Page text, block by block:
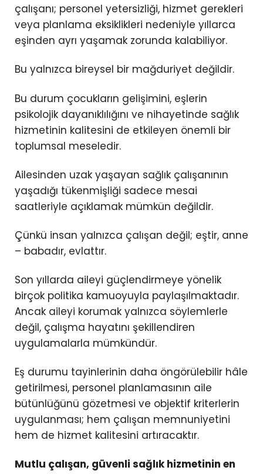
çalışanı; personel yetersizliği, hizmet gerekleri
veya planlama eksiklikleri nedeniyle yıllarca
eşinden ayrı yaşamak zorunda kalabiliyor.
Bu yalnızca bireysel bir mağduriyet değildir.
Bu durum çocukların gelişimini, eşlerin
psikolojik dayanıklılığını ve nihayetinde sağlık
hizmetinin kalitesini de etkileyen önemli bir
toplumsal meseledir.
Ailesinden uzak yaşayan sağlık çalışanının
yaşadığı tükenmişliği sadece mesai
saatleriyle açıklamak mümkün değildir.
Çünkü insan yalnızca çalışan değil; eştir, anne
– babadır, evlattır.
Son yıllarda aileyi güçlendirmeye yönelik
birçok politika kamuoyuyla paylaşılmaktadır.
Ancak aileyi korumak yalnızca söylemlerle
değil, çalışma hayatını şekillendiren
uygulamalarla mümkündür.
Eş durumu tayinlerinin daha öngörülebilir hâle
getirilmesi, personel planlamasının aile
bütünlüğünü gözetmesi ve objektif kriterlerin
uygulanması; hem çalışan memnuniyetini
hem de hizmet kalitesini artıracaktır.
Mutlu çalışan, güvenli sağlık hizmetinin en